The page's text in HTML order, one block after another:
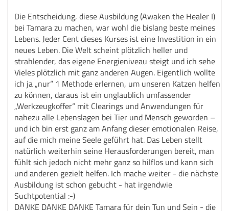
Die Entscheidung, diese Ausbildung (Awaken the Healer I)
bei Tamara zu machen, war wohl die bislang beste meines
Lebens. Jeder Cent dieses Kurses ist eine Investition in ein
neues Leben. Die Welt scheint plötzlich heller und
strahlender, das eigene Energieniveau steigt und ich sehe
Vieles plötzlich mit ganz anderen Augen. Eigentlich wollte
ich ja „nur“ 1 Methode erlernen, um unseren Katzen helfen
zu können, daraus ist ein unglaublich umfassender
„Werkzeugkoffer“ mit Clearings und Anwendungen für
nahezu alle Lebenslagen bei Tier und Mensch geworden –
und ich bin erst ganz am Anfang dieser emotionalen Reise,
auf die mich meine Seele geführt hat. Das Leben stellt
natürlich weiterhin seine Herausforderungen bereit, man
fühlt sich jedoch nicht mehr ganz so hilflos und kann sich
und anderen gezielt helfen. Ich mache weiter - die nächste
Ausbildung ist schon gebucht - hat irgendwie
Suchtpotential :-)
DANKE DANKE DANKE Tamara für dein Tun und Sein - die